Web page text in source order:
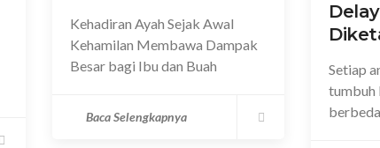
Kehadiran Ayah Sejak Awal
Kehamilan Membawa Dampak
Besar bagi Ibu dan Buah
Baca Selengkapnya
Setiap
tumbuh